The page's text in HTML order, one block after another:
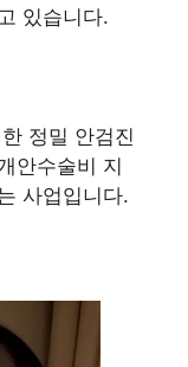
있습니다.
정밀 안검진
안수술비 지
사업입니다.